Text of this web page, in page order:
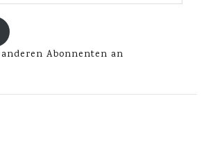
Abonnenten an